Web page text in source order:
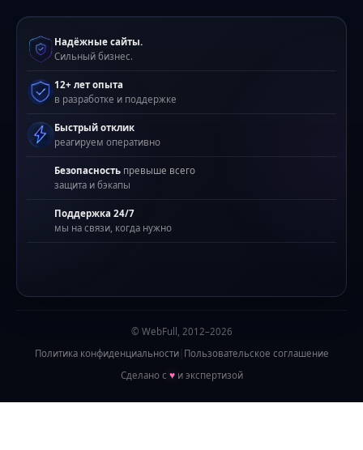
Надёжные сайты.
Сильный бизнес.
12+ лет опыта
в разработке и поддержке
Быстрый отклик
реагируем оперативно
Безопасность превыше всего
защита и бэкапы
Поддержка 24/7
мы на связи, когда нужно
© WebFull, 2012–2026
Политика конфиденциальности| Пользовательское соглашение
Сделано с ♥и экспертизой